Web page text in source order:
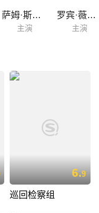
萨姆·斯温斯伯里
主演
罗宾·薇格特
主演
6.9
巡回检察组